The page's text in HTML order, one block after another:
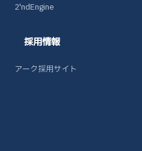
2'ndEngine
採用情報
アーク採用サイト